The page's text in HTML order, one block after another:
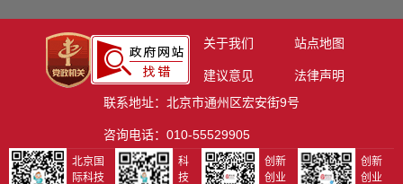
关于我们 站点地图
建议意见
法律声明
联系地址：北京市通州区宏安街9号
咨询电话：010-55529905
北京国
际科技
科
技
创新
创业
创新
创业